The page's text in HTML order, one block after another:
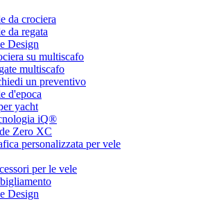
da crociera
da regata
Design
su multiscafo
multiscafo
un preventivo
d'epoca
yacht
iQ®
Zero XC
personalizzata per vele
per le vele
Design